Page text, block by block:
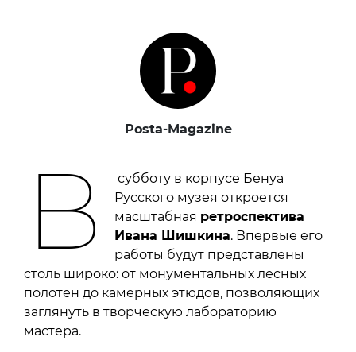
Posta-Magazine
В
субботу в корпусе Бенуа
Русского музея откроется
масштабная ретроспектива
Ивана Шишкина. Впервые его
работы будут представлены
столь широко: от монументальных лесных
полотен до камерных этюдов, позволяющих
заглянуть в творческую лабораторию
мастера.